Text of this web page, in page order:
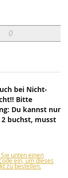
bei Nicht-
Bitte
Du kannst nur
2 buchst, musst
unten einen
ein, um dieses
zu bestellen.